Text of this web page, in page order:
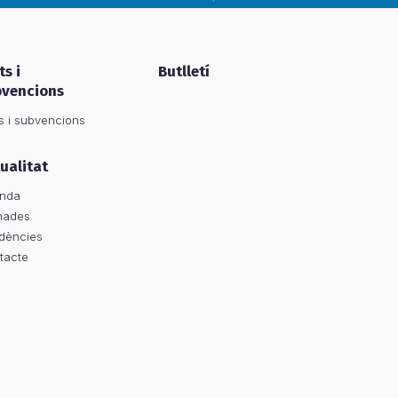
i
i subvencions
Butlletí